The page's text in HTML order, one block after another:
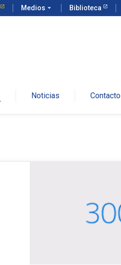
Medios arrow_drop_down Biblioteca
Noticias Contacto